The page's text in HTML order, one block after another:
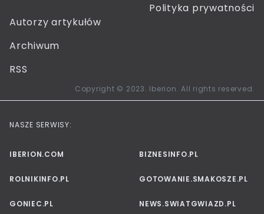
Polityka prywatności
Autorzy artykułów
Archiwum
RSS
Copyright © 2023. Iberion. All rights reserved.
NASZE SERWISY:
IBERION.COM BIZNESINFO.PL
ROLNIKINFO.PL GOTOWANIE.SMAKOSZE.PL
GONIEC.PL NEWS.SWIATGWIAZD.PL